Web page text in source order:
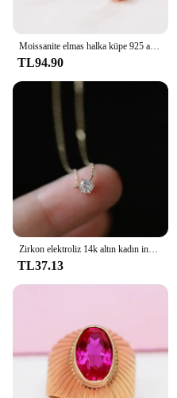
Moissanite elmas halka küpe 925 ayar gümüş Piercing sertifikalı japon balığı kemikler yaprak küpe 14k kadınlar kız takı için
TL94.90
Zirkon elektroliz 14k altın kadın ince tarzı ile S925 gümüş kolye seti
TL37.13